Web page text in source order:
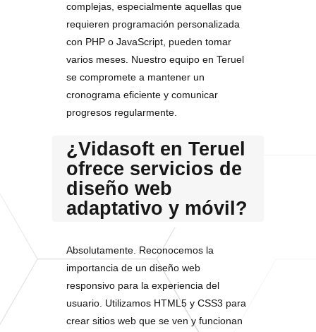
complejas, especialmente aquellas que
requieren programación personalizada
con PHP o JavaScript, pueden tomar
varios meses. Nuestro equipo en Teruel
se compromete a mantener un
cronograma eficiente y comunicar
progresos regularmente.
¿Vidasoft en Teruel
ofrece servicios de
diseño web
adaptativo y móvil?
Absolutamente. Reconocemos la
importancia de un diseño web
responsivo para la experiencia del
usuario. Utilizamos HTML5 y CSS3 para
crear sitios web que se ven y funcionan